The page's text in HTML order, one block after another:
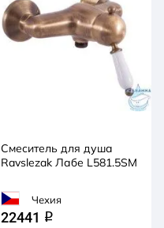
Смеситель для душа
Ravslezak Лабе L581.5SM
Чехия
22441 q